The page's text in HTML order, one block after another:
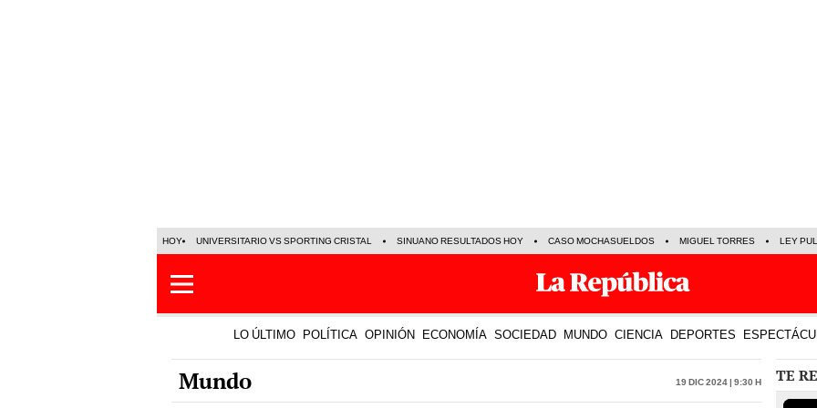
HOY UNIVERSITARIO VS SPORTING CRISTAL SINUANO RESULTADOS HOY CASO MOCHASUELDOS MIGUEL TORRES LEY
LO ÚLTIMO POLÍTICA OPINIÓN ECONOMÍA SOCIEDAD MUNDO CIENCIA DEPORTES
Mundo 19 Dic 2024 | 9:30 h TE